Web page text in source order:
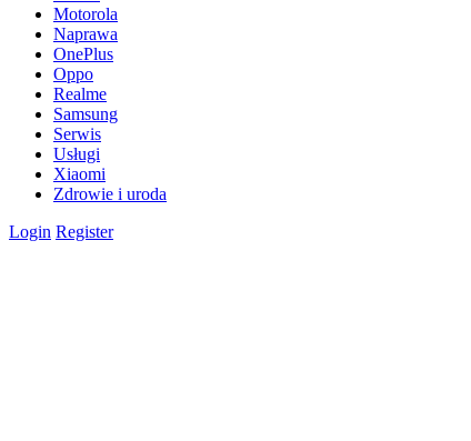
Motorola
Naprawa
OnePlus
Oppo
Realme
Samsung
Serwis
Usługi
Xiaomi
Zdrowie i uroda
Login Register